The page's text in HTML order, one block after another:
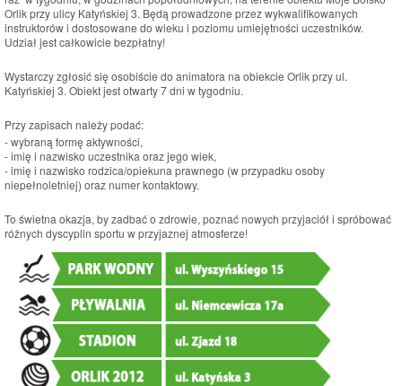
Orlik przy ulicy Katyńskiej 3. Będą prowadzone przez wykwalifikowanych
instruktorów i dostosowane do wieku i poziomu umiejętności uczestników.
Udział jest całkowicie bezpłatny!
Wystarczy zgłosić się osobiście do animatora na obiekcie Orlik przy ul.
Katyńskiej 3. Obiekt jest otwarty 7 dni w tygodniu.
Przy zapisach należy podać:
- wybraną formę aktywności,
- imię i nazwisko uczestnika oraz jego wiek,
- imię i nazwisko rodzica/opiekuna prawnego (w przypadku osoby
niepełnoletniej) oraz numer kontaktowy.
To świetna okazja, by zadbać o zdrowie, poznać nowych przyjaciół i spróbować
różnych dyscyplin sportu w przyjaznej atmosferze!